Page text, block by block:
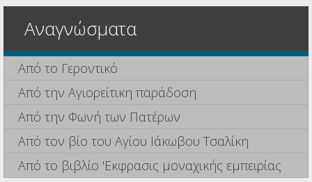
Αναγνώσματα
Από το Γεροντικό
Από την Αγιορείτικη παράδοση
Από την Φωνή των Πατέρων
Από τον βίο του Αγίου Ιάκωβου Τσαλίκη
Από το βιβλίο 'Εκφρασις μοναχικής εμπειρίας